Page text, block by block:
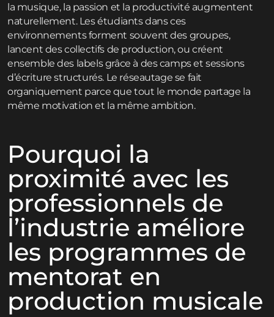
la musique, la passion et la productivité augmentent
naturellement. Les étudiants dans ces
environnements forment souvent des groupes,
lancent des collectifs de production, ou créent
ensemble des labels grâce à descamps et sessions
d’écriture structurés. Le réseautage se fait
organiquement parce que tout le monde partage la
même motivation et la même ambition.
Pourquoi la
proximité avec les
professionnels de
l’industrie améliore
les programmes de
mentorat en
production musicale